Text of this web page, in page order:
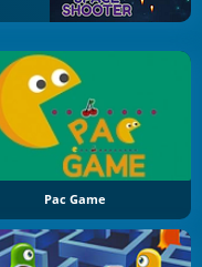
Pac Game